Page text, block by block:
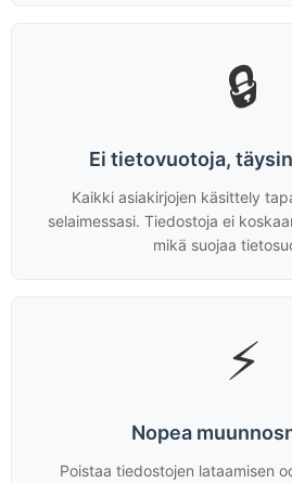
🔒
Ei tietovuotoja,
Kaikki asiakirjojen käsittely
selaimessasi. Tiedostoja ei
mikä suojaa
⚡
Nopea
Poistaa tiedostojen lataamisen